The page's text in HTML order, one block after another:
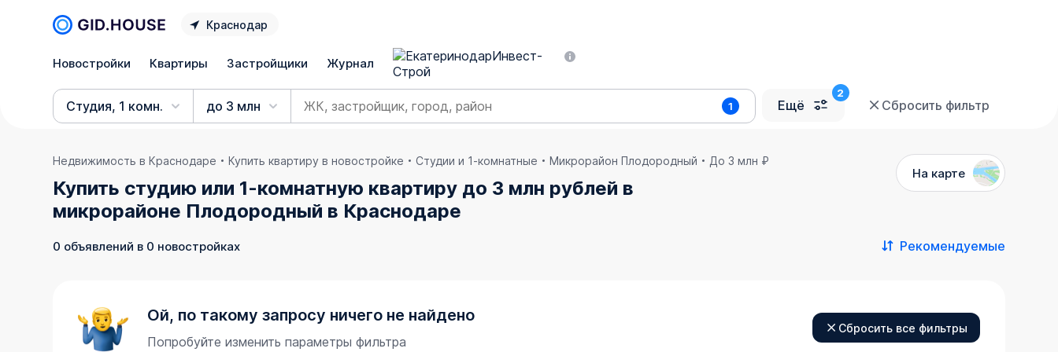
Краснодар
Новостройки Квартиры Застройщики Журнал
Студия, 1 комн. до 3 млн 1 Ещё Сбросить фильтр
Недвижимость в Краснодаре Купить квартиру в новостройке Студии и 1-комнатные Микрорайон Плодородный До 3 млн ₽
Купить студию или 1-комнатную квартиру до 3 млн рублей в
микрорайоне Плодородный в Краснодаре
На карте
0 объявлений в 0 новостройках Рекомендуемые
Ой, по такому запросу ничего не найдено
Попробуйте изменить параметры фильтра
Сбросить все фильтры